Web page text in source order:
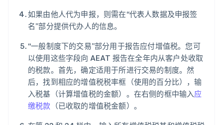
如果由他人代为申报，则需在“代表人数据及申报签
名”部分提供代办人的信息。
“一般制度下的交易”部分用于报告应付增值税。您可
以使用这些字段向 AEAT 报告在全年内从客户处收取
的税款。首先，确定适用于所进行交易的制度。然
后，找到相应的增值税税率框（使用的百分比），输
入税基（计算增值税的金额）。在右侧的框中输入应
缴税款 （已收取的增值税金额）。